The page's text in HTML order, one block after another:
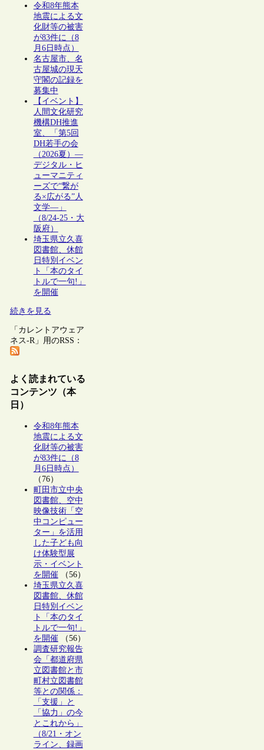
令和8年熊本
地震による文
化財等の被害
が83件に（8
月6日時点）
名古屋市、名
古屋城の現天
守閣の記録を
募集中
【イベント】
人間文化研究
機構DH推進
室、「第5回
DH若手の会
（2026夏）―
デジタル・ヒ
ューマニティ
ーズで“繋が
る×広がる”人
文学―」
（8/24-25・大
阪府）
埼玉県立久喜
図書館、休館
日特別イベン
ト「本のタイ
トルで一句!」
を開催
続きを見る
「カレントアウェア
ネス-R」用のRSS：
よく読まれている
コンテンツ（本
日）
令和8年熊本
地震による文
化財等の被害
が83件に（8
月6日時点）
（76）
町田市立中央
図書館、空中
映像技術「空
中コンピュー
ター」を活用
した子ども向
け体験型展
示・イベント
を開催（56）
埼玉県立久喜
図書館、休館
日特別イベン
ト「本のタイ
トルで一句!」
を開催（56）
調査研究報告
会「都道府県
立図書館と市
町村立図書館
等との関係：
「支援」と
「協力」の今
とこれから」
（8/21・オン
ライン、録画